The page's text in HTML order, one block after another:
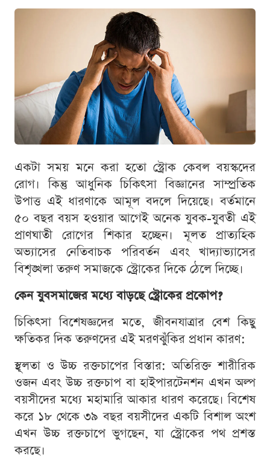
একটা সময় মনে করা হতো স্ট্রোক কেবল বয়স্কদের
রোগ। কিন্তু আধুনিক চিকিৎসা বিজ্ঞানের সাম্প্রতিক
উপাত্ত এই ধারণাকে আমূল বদলে দিয়েছে। বর্তমানে
৫০ বছর বয়স হওয়ার আগেই অনেক যুবক-যুবতী এই
প্রাণঘাতী রোগের শিকার হচ্ছেন। মূলত প্রাত্যহিক
অভ্যাসের নেতিবাচক পরিবর্তন এবং খাদ্যাভ্যাসের
বিশৃঙ্খলা তরুণ সমাজকে স্ট্রোকের দিকে ঠেলে দিচ্ছে।
কেন যুবসমাজের মধ্যে বাড়ছে স্ট্রোকের প্রকোপ?
চিকিৎসা বিশেষজ্ঞদের মতে, জীবনযাত্রার বেশ কিছু
ক্ষতিকর দিক তরুণদের এই মরণঝুঁকির প্রধান কারণ:
স্থূলতা ও উচ্চ রক্তচাপের বিস্তার: অতিরিক্ত শারীরিক
ওজন এবং উচ্চ রক্তচাপ বা হাইপারটেনশন এখন অল্প
বয়সীদের মধ্যে মহামারি আকার ধারণ করেছে। বিশেষ
করে ১৮ থেকে ৩৯ বছর বয়সীদের একটি বিশাল অংশ
এখন উচ্চ রক্তচাপে ভুগছেন, যা স্ট্রোকের পথ প্রশস্ত
করছে।